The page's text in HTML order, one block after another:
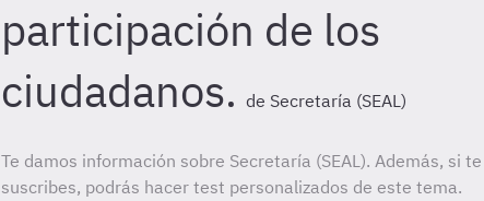
participación de los
ciudadanos. de Secretaría (SEAL)
Te damos información sobre Secretaría (SEAL). Además, si te
suscribes, podrás hacer test personalizados de este tema.